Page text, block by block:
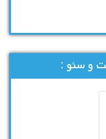
و سئو :